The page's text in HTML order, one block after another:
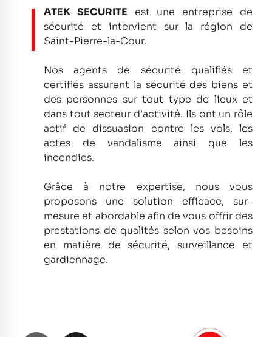
ATEK SECURITE est une entreprise de
sécurité et intervient sur la région de
Saint-Pierre-la-Cour.
Nos agents de sécurité qualifiés et
certifiés assurent la sécurité des biens et
des personnes sur tout type de lieux et
dans tout secteur d'activité. Ils ont un rôle
actif de dissuasion contre les vols, les
actes de vandalisme ainsi que les
incendies.
Grâce à notre expertise, nous vous
proposons une solution efficace, sur-
mesure et abordable afin de vous offrir des
prestations de qualités selon vos besoins
en matière de sécurité, surveillance et
gardiennage.